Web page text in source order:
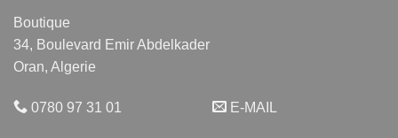
Boutique
34, Boulevard Emir Abdelkader
Oran, Algerie
0780 97 31 01 E-MAIL